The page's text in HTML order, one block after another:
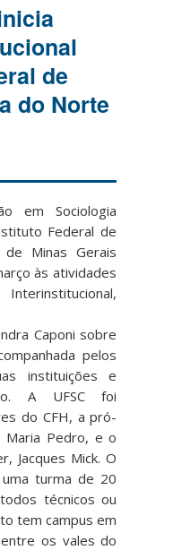
de
do Norte
em Sociologia
Federal de
Minas Gerais
às atividades
Caponi sobre
pelos
instituições e
A UFSC foi
do CFH, a pró-
Maria Pedro, e o
Jacques Mick. O
turma de 20
técnicos ou
tem campus em
os vales do